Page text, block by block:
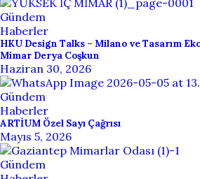
Gündem
Haberler
HKU Design Talks – Milano ve Tasarım
Mimar Derya Coşkun
Haziran 30, 2026
Gündem
Haberler
ARTİUM Özel Sayı Çağrısı
Mayıs 5, 2026
Gündem